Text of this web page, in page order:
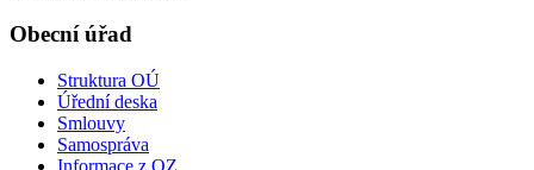
Obecní úřad
Struktura OÚ
Úřední deska
Smlouvy
Samospráva
Informace z OZ